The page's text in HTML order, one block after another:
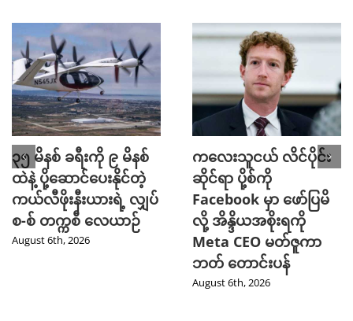
၃၅ မိနစ် ခရီးကို ၉ မိနစ်
ထဲနဲ့ ပို့ဆောင်ပေးနိုင်တဲ့
ကယ်လီဖိုးနီးယားရဲ့ လျှပ်
စ-စ် တက္ကစီ လေယာဉ်
August 6th, 2026
ကလေးသူငယ် လိင်ပိုင်း
ဆိုင်ရာ ပို့စ်ကို
Facebook မှာ ဖော်ပြမိ
လို့ အိန္ဒိယအစိုးရကို
Meta CEO မတ်ဇူကာ
ဘတ် တောင်းပန်
August 6th, 2026